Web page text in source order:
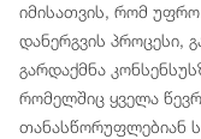
იმისათვის, რომ
დანერგვის პროცესი,
გარდაქმნა
რომელშიც ყველა
თანასწორუფლებიან